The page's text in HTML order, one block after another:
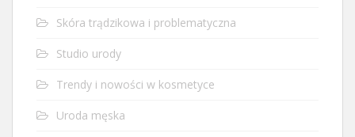
Skóra trądzikowa i problematyczna
Studio urody
Trendy i nowości w kosmetyce
Uroda męska